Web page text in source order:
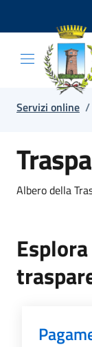
Salta e vai
Salta e vai
Servizi online /
Albero della